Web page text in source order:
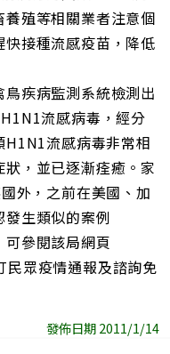
殖等相關業者注意個
接種流感疫苗，降低
疾病監測系統檢測出
流感病毒，經分
流感病毒非常相
，並已逐漸痊癒。家
外，之前在美國、加
生類似的案例
參閱該局網頁
眾疫情通報及諮詢免
發佈日期 2011/1/14